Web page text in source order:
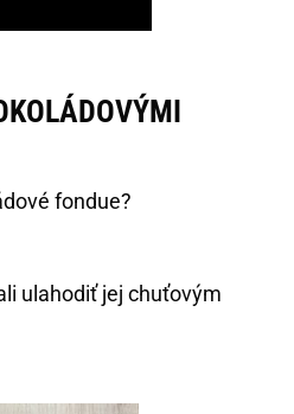
fondue?
ulahodiť jej chuťovým